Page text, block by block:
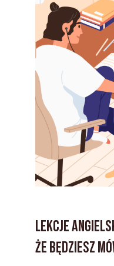
Lekcje
że będziesz